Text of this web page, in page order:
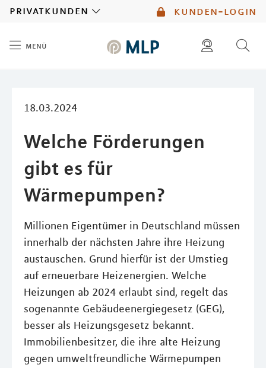
kunden-login
privatkunden
menü
18.03.2024
Welche Förderungen
gibt es für
Wärmepumpen?
Millionen Eigentümer in Deutschland müssen
innerhalb der nächsten Jahre ihre Heizung
austauschen. Grund hierfür ist der Umstieg
auf erneuerbare Heizenergien. Welche
Heizungen ab 2024 erlaubt sind, regelt das
sogenannte Gebäudeenergiegesetz (GEG),
besser als Heizungsgesetz bekannt.
Immobilienbesitzer, die ihre alte Heizung
gegen umweltfreundliche Wärmepumpen